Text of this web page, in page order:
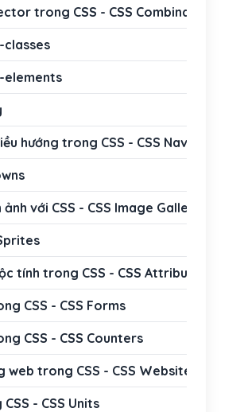
trong CSS - CSS Combinators
classes
elements
hướng trong CSS - CSS Navigation
với CSS - CSS Image Gallery
tính trong CSS - CSS Attribute
CSS - CSS Forms
CSS - CSS Counters
web trong CSS - CSS Website Layout
- CSS Units